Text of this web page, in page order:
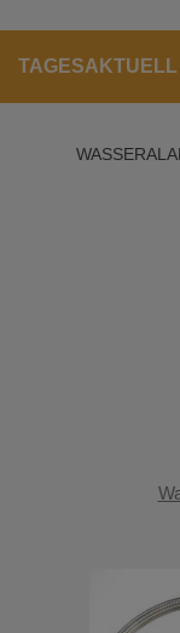
TAGESAKTUELL